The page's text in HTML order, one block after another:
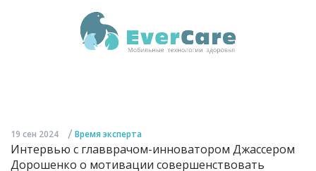
19 сен 2024 / Время эксперта
Интервью с главврачом-инноватором Джассером
Дорошенко о мотивации совершенствовать